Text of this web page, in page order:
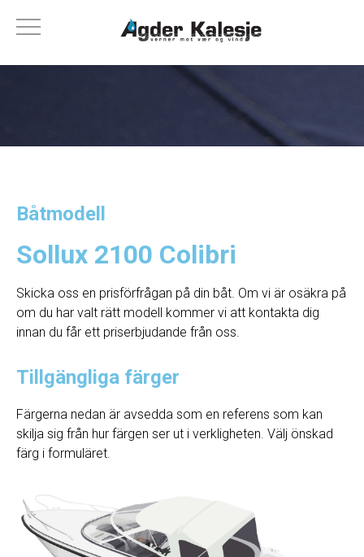
Båtmodell
Sollux 2100 Colibri
Skicka oss en prisförfrågan på din båt. Om vi ​​är osäkra på
om du har valt rätt modell kommer vi att kontakta dig
innan du får ett priserbjudande från oss.
Tillgängliga färger
Färgerna nedan är avsedda som en referens som kan
skilja sig från hur färgen ser ut i verkligheten. Välj önskad
färg i formuläret.